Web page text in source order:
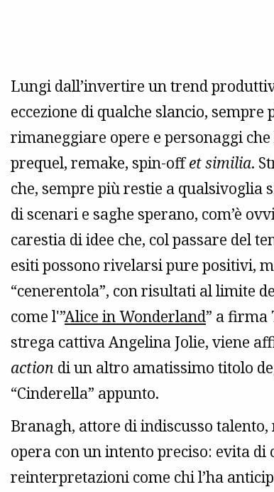
Lungi dall’invertire un trend
eccezione di qualche slancio,
rimaneggiare opere e personaggi
prequel, remake, spin-offet similia.
che, sempre più restie a
di scenari e saghe sperano, com’è
carestia di idee che, col passare del
esiti possono rivelarsi pure positivi,
“cenerentola”, con risultati al limite
come l'”Alice in Wonderland” a firma
strega cattiva Angelina Jolie, viene
action di un altro amatissimo titolo
“Cinderella” appunto.
Branagh, attore di indiscusso
opera con un intento preciso: evita
reinterpretazioni come chi l’ha